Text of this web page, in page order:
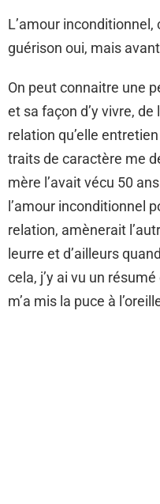
L’amour
guérison oui, mais
On peut connaitre une
et sa façon d’y vivre, de
relation qu’elle
traits de caractère me
mère l’avait vécu 50
l’amour inconditionnel
relation, amènerait
leurre et d’ailleurs
cela, j’y ai vu un
m’a mis la puce à